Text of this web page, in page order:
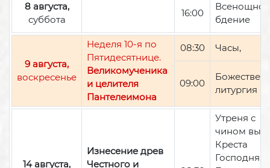
8 августа,
суббота
16:00
Всенощное
бдение
9 августа,
воскресенье
Неделя 10-я по
Пятидесятнице.
Великомученика
и целителя
Пантелеимона
08:30 Часы,
09:00
литургия
14 августа,
Изнесение древ
Честного и
Утреня с
чином
Креста
Господня,